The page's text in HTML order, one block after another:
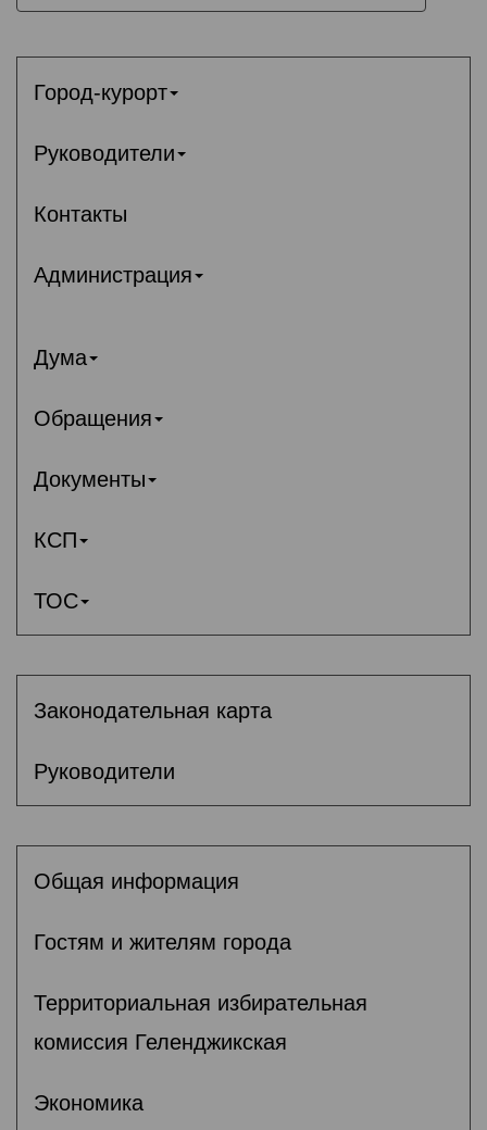
Город-курорт
Руководители
Контакты
Администрация
Дума
Обращения
Документы
КСП
ТОС
Законодательная карта
Руководители
Общая информация
Гостям и жителям города
Территориальная избирательная
комиссия Геленджикcкая
Экономика